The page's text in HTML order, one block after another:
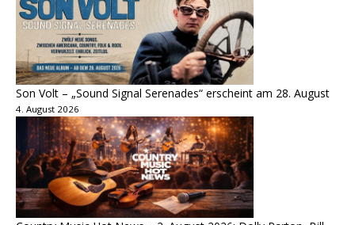
Son Volt – „Sound Signal Serenades“ erscheint am 28. August
4. August 2026